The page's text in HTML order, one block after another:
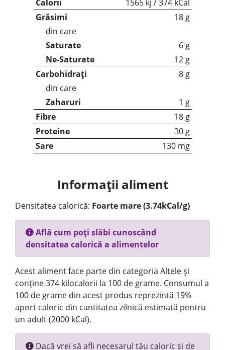
Calorii
1565 kj / 374 kCal
Grăsimi
18 g
din care
Saturate
6 g
Ne-Saturate
12 g
Carbohidrați
8 g
din care
Zaharuri
1 g
Fibre
18 g
Proteine
30 g
Sare
130 mg
Informații aliment
Densitatea calorică: Foarte mare (3.74kCal/g)
Află cum poți slăbi cunoscând
densitatea calorică a alimentelor
Acest aliment face parte din categoria Altele și
conține 374 kilocalorii la 100 de grame. Consumul a
100 de grame din acest produs reprezintă 19%
aport caloric din cantitatea zilnică estimată pentru
un adult (2000 kCal).
Dacă vrei să afli necesarul tău caloric și de